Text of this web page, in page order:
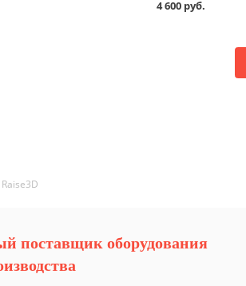
4 600 руб.
Raise3D
поставщик оборудования